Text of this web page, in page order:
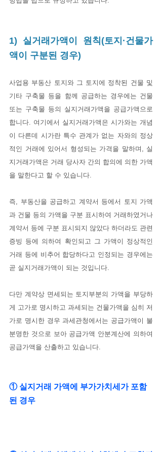
1) 실거래가액이 원칙(토지·건물가
액이 구분된 경우)
사업용 부동산 토지와 그 토지에 정착된 건물 및
기타 구축물 등을 함께 공급하는 경우에는 건물
또는 구축물 등의 실지거래가액을 공급가액으로
합니다. 여기에서 실지거래가액은 시가와는 개념
이 다른데 시가란 특수 관계가 없는 자와의 정상
적인 거래에 있어서 형성되는 가격을 말하며, 실
지거래가액은 거래 당사자 간의 합의에 의한 가액
을 말한다고 할 수 있습니다.
즉, 부동산을 공급하고 계약서 등에서 토지 가액
과 건물 등의 가액을 구분 표시하여 거래하였거나
계약서 등에 구분 표시되지 않았다 하더라도 관련
증빙 등에 의하여 확인되고 그 가액이 정상적인
거래 등에 비추어 합당하다고 인정되는 경우에는
곧 실지거래가액이 되는 것입니다.
다만 계약상 면세되는 토지부분의 가액을 부당하
게 고가로 명시하고 과세되는 건물가액을 심히 저
가로 명시한 경우 과세관청에서는 공급가액이 불
분명한 것으로 보아 공급가액 안분계산에 의하여
공급가액을 산출하고 있습니다.
① 실지거래 가액에 부가가치세가 포함
된 경우